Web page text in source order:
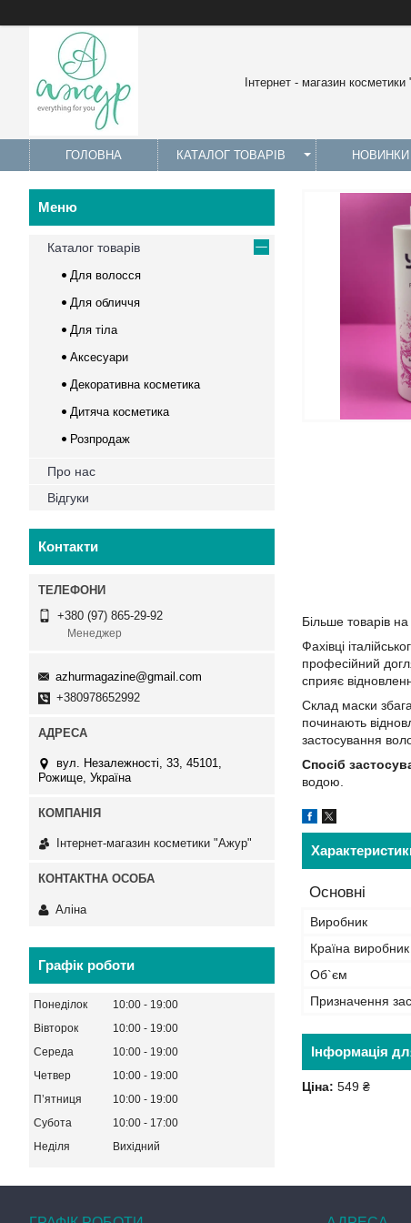
Інтернет - магазин
ГОЛОВНА КАТАЛОГ ТОВАРІВ НОВИНКИ
Більше товарів на
Фахівці
професійний
сприяє
Склад маски
починають
застосування
Спосіб
водою.
Основні
Виробник
Країна виробник
Об`єм
Призначення
Інформація
Ціна: 549 ₴
Каталог товарів
Для волосся
Для обличчя
Для тіла
Аксесуари
Декоративна косметика
Дитяча косметика
Розпродаж
Про нас
Відгуки
Контакти
+380 (97) 865-29-92
Менеджер
azhurmagazine@gmail.com
+380978652992
вул. Незалежності, 33, 45101,
Рожище, Україна
Інтернет-магазин косметики "Ажур"
Аліна
Графік роботи
Понеділок 10:00
19:00
Вівторок
10:00
19:00
Середа
10:00
19:00
Четвер
10:00
19:00
Пʼятниця
10:00
19:00
Субота
10:00
17:00
Неділя
Вихідний